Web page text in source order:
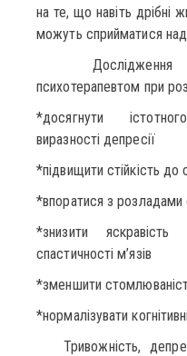
на те, що навіть дрібні
можуть сприйматися
Дослідження
психотерапевтом при
*досягнути
виразності депресії
*підвищити стійкість до
*впоратися з розладами
*знизити яскравість
спастичності м’язів
*зменшити
*нормалізувати
Тривожність,